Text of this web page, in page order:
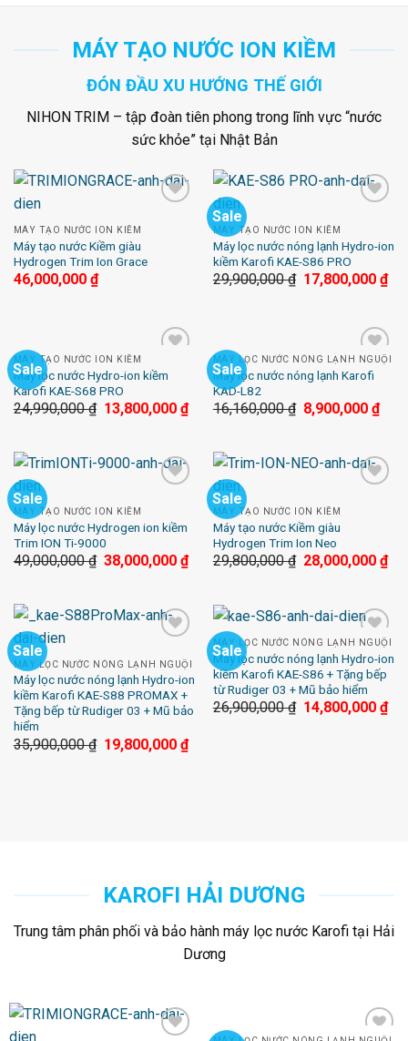
MÁY TẠO NƯỚC ION KIỀM
ĐÓN ĐẦU XU HƯỚNG THẾ GIỚI
NIHON TRIM – tập đoàn tiên phong trong lĩnh vực “nước
sức khỏe” tại Nhật Bản
MÁY TẠO NƯỚC ION KIỀM
Máy tạo nước Kiềm giàu
Hydrogen Trim Ion Grace
46,000,000 ₫
Sale
MÁY TẠO NƯỚC ION KIỀM
Máy lọc nước nóng lạnh Hydro-ion
kiềm Karofi KAE-S86 PRO
29,900,000₫ 17,800,000 ₫
Sale
Add to
Wishlist
MÁY TẠO NƯỚC ION KIỀM
Máy lọc nước Hydro-ion kiềm
Karofi KAE-S68 PRO
24,990,000₫ 13,800,000 ₫
Sale
Add to
Wishlist
MÁY LỌC NƯỚC NÓNG LẠNH NGUỘI
Máy lọc nước nóng lạnh Karofi
KAD-L82
16,160,000₫ 8,900,000 ₫
Sale
MÁY TẠO NƯỚC ION KIỀM
Máy lọc nước Hydrogen ion kiềm
Trim ION Ti-9000
49,000,000₫ 38,000,000 ₫
Sale
MÁY TẠO NƯỚC ION KIỀM
Máy tạo nước Kiềm giàu
Hydrogen Trim Ion Neo
29,800,000₫ 28,000,000 ₫
Sale
Wishlist
MÁY LỌC NƯỚC NÓNG LẠNH NGUỘI
Máy lọc nước nóng lạnh Hydro-ion
kiềm Karofi KAE-S88 PROMAX +
Tặng bếp từ Rudiger 03 + Mũ bảo
hiểm
35,900,000₫ 19,800,000 ₫
Sale
Add to
Wishlist
MÁY LỌC NƯỚC NÓNG LẠNH NGUỘI
Máy lọc nước nóng lạnh Hydro-ion
kiềm Karofi KAE-S86 + Tặng bếp
từ Rudiger 03 + Mũ bảo hiểm
26,900,000₫ 14,800,000 ₫
KAROFI HẢI DƯƠNG
Trung tâm phân phối và bảo hành máy lọc nước Karofi tại Hải
Dương